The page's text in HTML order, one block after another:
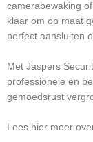
camerabewaking
klaar om op maat
perfect aansluiten
Met Jaspers
professionele en
gemoedsrust
Lees hier meer